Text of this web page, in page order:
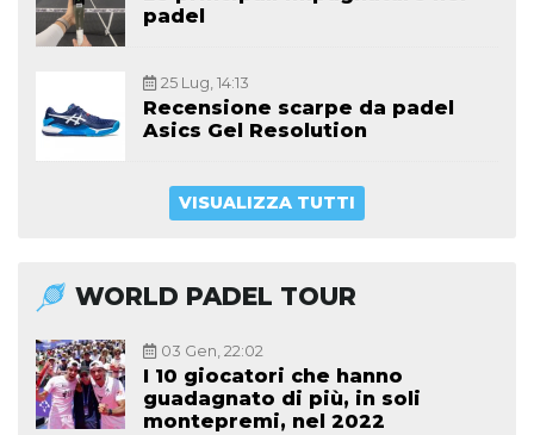
padel
25 Lug, 14:13
Recensione scarpe da padel
Asics Gel Resolution
VISUALIZZA TUTTI
WORLD PADEL TOUR
03 Gen, 22:02
I 10 giocatori che hanno
guadagnato di più, in soli
montepremi, nel 2022